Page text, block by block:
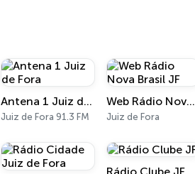
Antena 1 Juiz de Fora
Juiz de Fora 91.3 FM
Web Rádio Nova Brasil JF
Juiz de Fora